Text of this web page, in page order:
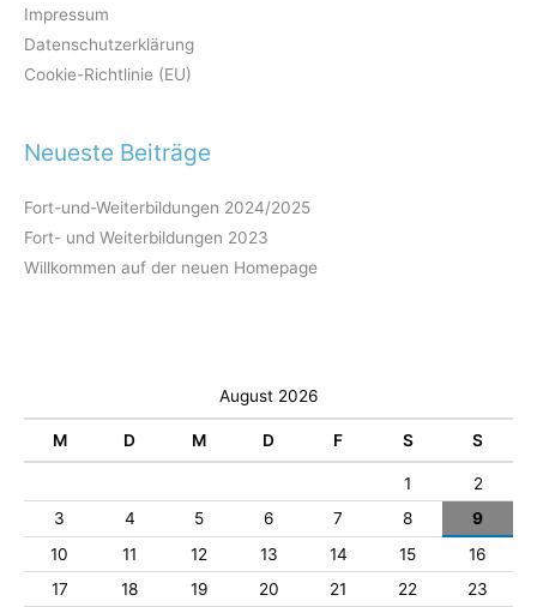
Impressum
Datenschutzerklärung
Cookie-Richtlinie (EU)
Neueste Beiträge
Fort-und-Weiterbildungen 2024/2025
Fort- und Weiterbildungen 2023
Willkommen auf der neuen Homepage
August 2026
M D M D F S S
1
2
3
4 5 6 7 8
9
10
11 12 13 14 15
16
17
18 19 20 21 22 23